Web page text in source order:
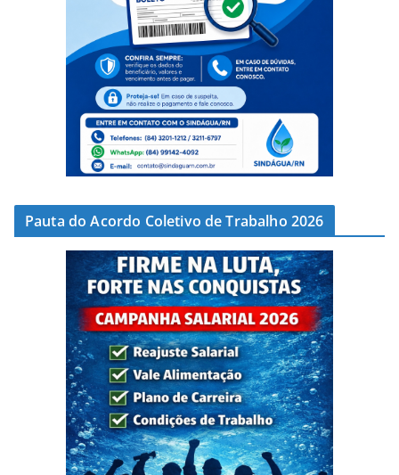
Pauta do Acordo Coletivo de Trabalho 2026